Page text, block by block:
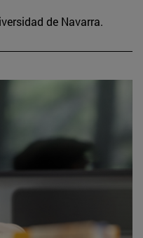
de Navarra.